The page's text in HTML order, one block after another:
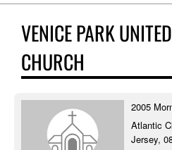
VENICE PARK
CHURCH
2005
Atlantic
Jersey,